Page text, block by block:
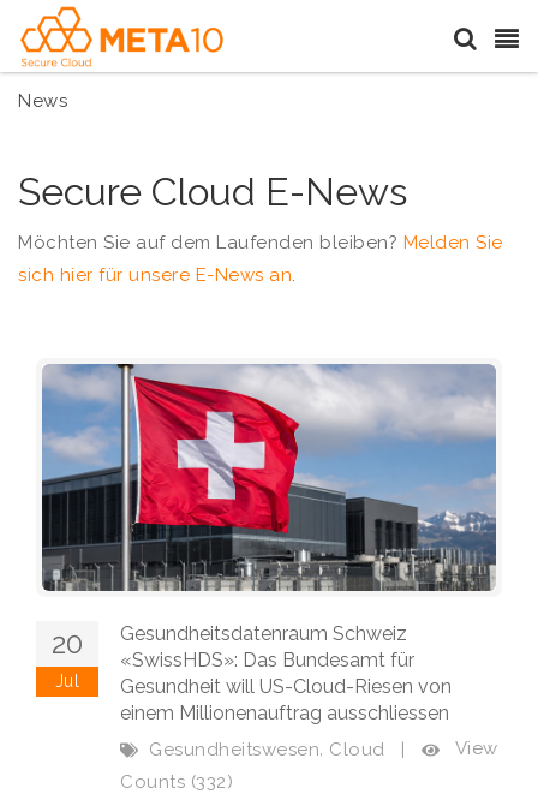
News
Secure Cloud E-News
Möchten Sie auf dem Laufenden bleiben? Melden Sie
sich hier für unsere E-News an.
20
Jul
Gesundheitsdatenraum Schweiz
«SwissHDS»: Das Bundesamt für
Gesundheit will US-Cloud-Riesen von
einem Millionenauftrag ausschliessen
Gesundheitswesen, Cloud |
View
Counts (332)